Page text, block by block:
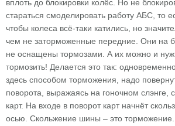
вплоть до блокировки колёс. Но не
стараться смоделировать работу АБС, то
чтобы колеса всё-таки катились, но
чем не заторможенные передние. Они на
не оснащены тормозами. А их можно и
тормозить! Делается это так:
здесь способом торможения, надо
поворота, выражаясь на гоночном слэнге,
карт. На входе в поворот карт начнёт
осью. Скольжение шины – это